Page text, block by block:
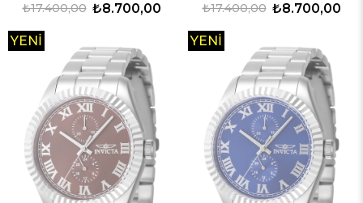
₺8.700,00
₺17.400,00 ₺8.700,00
₺17.400,00
YENI
YENI